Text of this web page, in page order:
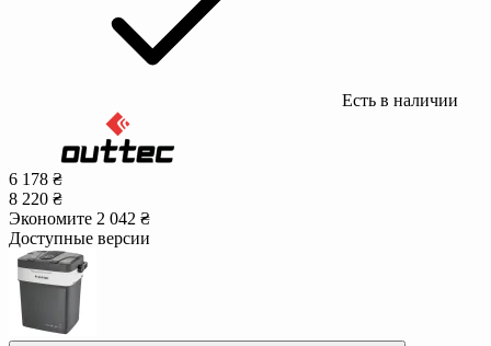
Есть в наличии
6 178 ₴
8 220 ₴
Экономите 2 042 ₴
Доступные версии